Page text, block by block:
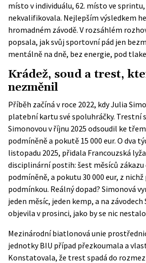
místo v individuálu, 62. místo ve
nekvalifikovala. Nejlepším výsledkem
hromadném závodě. V rozsáhlém
popsala, jak svůj sportovní pád jen
mentálně na dně, bez energie, pod
Krádež, soud a trest,
nezměnil
Příběh začíná v roce 2022, kdy Julia
platební kartu své spoluhráčky. Trestní
Simonovou v říjnu 2025 odsoudil ke
podmíněně a pokutě 15 000 eur. O dva
listopadu 2025, přidala Francouzská
disciplinární postih: šest měsíců
podmíněně, a pokutu 30 000 eur, z
podmínkou. Reálný dopad? Simonová
jeden měsíc, jeden kemp, a na
objevila v prosinci, jako by se nic
Mezinárodní biatlonová unie
jednotky BIU případ přezkoumala a
Konstatovala, že trest spadá do